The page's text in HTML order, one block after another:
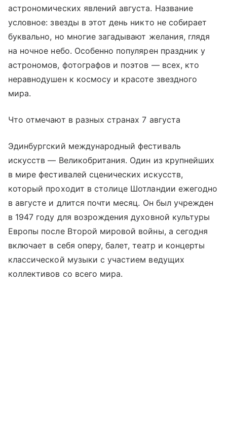
астрономических явлений августа. Название
условное: звезды в этот день никто не собирает
буквально, но многие загадывают желания, глядя
на ночное небо. Особенно популярен праздник у
астрономов, фотографов и поэтов — всех, кто
неравнодушен к космосу и красоте звездного
мира.
Что отмечают в разных странах 7 августа
Эдинбургский международный фестиваль
искусств — Великобритания. Один из крупнейших
в мире фестивалей сценических искусств,
который проходит в столице Шотландии ежегодно
в августе и длится почти месяц. Он был учрежден
в 1947 году для возрождения духовной культуры
Европы после Второй мировой войны, а сегодня
включает в себя оперу, балет, театр и концерты
классической музыки с участием ведущих
коллективов со всего мира.